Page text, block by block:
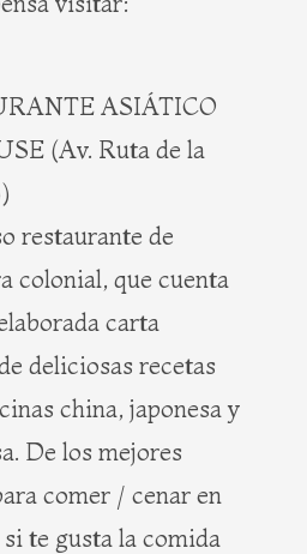
ASIÁTICO
(Av. Ruta de la
restaurante de
colonial, que cuenta
carta
deliciosas recetas
china, japonesa y
De los mejores
comer / cenar en
te gusta la comida